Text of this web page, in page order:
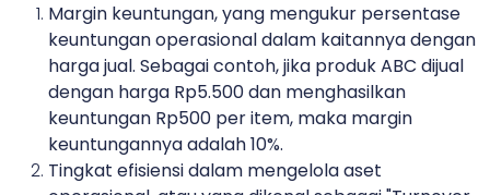
Margin keuntungan, yang mengukur persentase
keuntungan operasional dalam kaitannya dengan
harga jual. Sebagai contoh, jika produk ABC dijual
dengan harga Rp5.500 dan menghasilkan
keuntungan Rp500 per item, maka margin
keuntungannya adalah 10%.
Tingkat efisiensi dalam mengelola aset